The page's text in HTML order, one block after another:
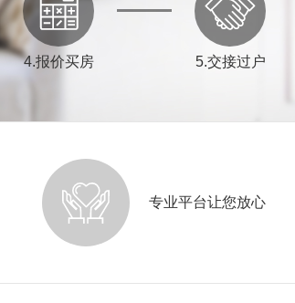
4.报价买房 5.交接过户
专业平台让您放心